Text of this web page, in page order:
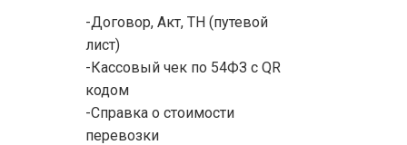
-Договор, Акт, ТН (путевой
лист)
-Кассовый чек по 54ФЗ с QR
кодом
-Справка о стоимости
перевозки